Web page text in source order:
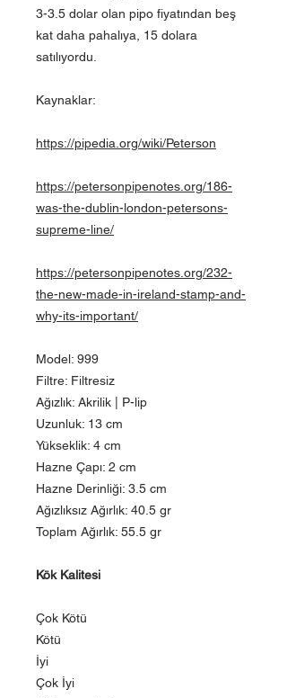
3-3.5 dolar olan pipo fiyatından beş
kat daha pahalıya, 15 dolara
satılıyordu.
Kaynaklar:
https://pipedia.org/wiki/Peterson
https://petersonpipenotes.org/186-
was-the-dublin-london-petersons-
supreme-line/
https://petersonpipenotes.org/232-
the-new-made-in-ireland-stamp-and-
why-its-important/
Model: 999
Filtre: Filtresiz
Ağızlık: Akrilik | P-lip
Uzunluk: 13 cm
Yükseklik: 4 cm
Hazne Çapı: 2 cm
Hazne Derinliği: 3.5 cm
Ağızlıksız Ağırlık: 40.5 gr
Toplam Ağırlık: 55.5 gr
Kök Kalitesi
Çok Kötü
Kötü
İyi
Çok İyi